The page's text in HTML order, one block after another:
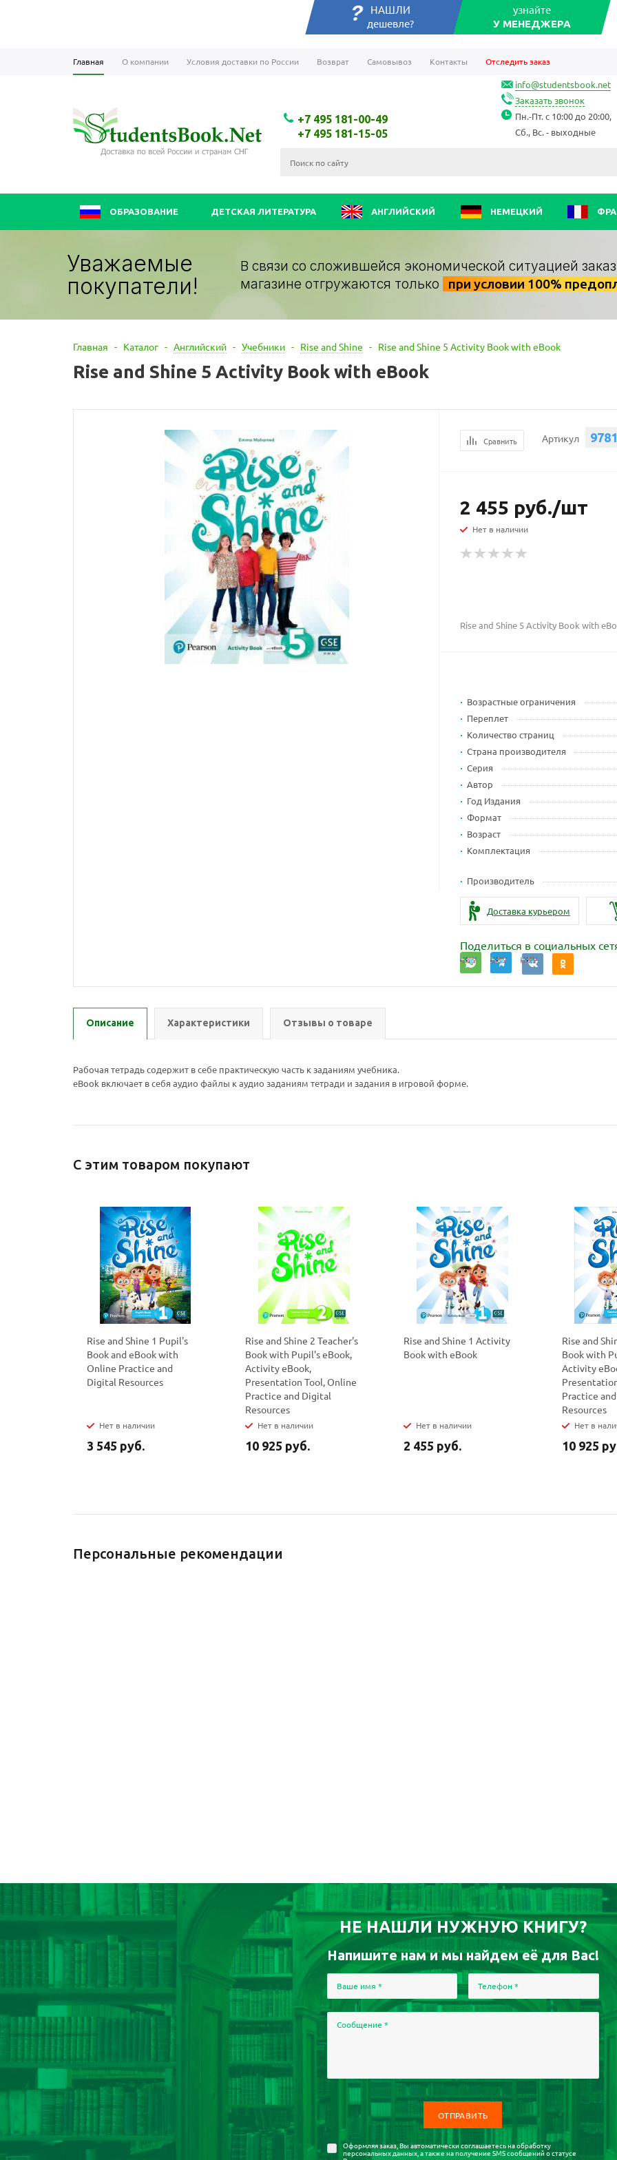
НАШЛИ
дешевле?
узнайте
У МЕНЕДЖЕРА
Главная О компании Условия доставки по России Возврат Самовывоз Контакты Отследить заказ
+7 495 181-00-49
+7 495 181-15-05
info@studentsbook.net
Заказать звонок
Пн.-Пт. с 10:00 до 20:00,
Сб., Вс. - выходные
ОБРАЗОВАНИЕ ДЕТСКАЯ ЛИТЕРАТУРА АНГЛИЙСКИЙ НЕМЕЦКИЙ
Уважаемые
покупатели!
В связи со сложившейся экономической ситуацией
магазине отгружаются только
при условии 100%
Главная - Каталог - Английский - Учебники - Rise and Shine - Rise and Shine 5 Activity Book with eBook
Rise and Shine 5 Activity Book with eBook
Сравнить Артикул
2 455 руб./шт
Нет в наличии
Rise and Shine 5 Activity Book with
Возрастные ограничения
Переплет
Количество страниц
Страна производителя
Серия
Автор
Год Издания
Формат
Возраст
Комплектация
Производитель
Доставка курьером
Поделиться в социальных
Описание Характеристики Отзывы о товаре
Рабочая тетрадь содержит в себе практическую часть к заданиям учебника.
eBook включает в себя аудио файлы к аудио заданиям тетради и задания в игровой форме.
С этим товаром покупают
Rise and Shine 1 Pupil's
Book and eBook with
Online Practice and
Digital Resources
Нет в наличии
3 545 руб.
Rise and Shine 2 Teacher's
Book with Pupil's eBook,
Activity eBook,
Presentation Tool, Online
Practice and Digital
Resources
Нет в наличии
10 925 руб.
Rise and Shine 1 Activity
Book with eBook
Нет в наличии
2 455 руб.
Rise and
Book with
Activity
Practice
Resources
Нет в
10 925
Персональные рекомендации
НЕ НАШЛИ НУЖНУЮ КНИГУ?
Напишите нам и мы найдем её для Вас!
Ваше имя * Телефон *
Сообщение *
Оформляя заказ, Вы автоматически соглашаетесь наобработку
персональных данных, а также на получение SMS сообщений о статусе
политикой
конфидициальности
политикой
конфидициальности